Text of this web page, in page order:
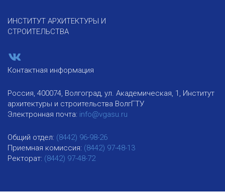
ИНСТИТУТ АРХИТЕКТУРЫ И
СТРОИТЕЛЬСТВА
Контактная информация
Россия, 400074, Волгоград, ул. Академическая, 1, Институт
архитектуры и строительства ВолгГТУ
Электронная почта: info@vgasu.ru
Общий отдел: (8442) 96-98-26
Приемная комиссия: (8442) 97-48-13
Ректорат: (8442) 97-48-72